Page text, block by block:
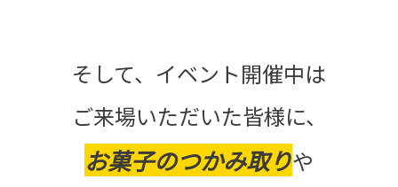
そして、イベント開催中は
ご来場いただいた皆様に、
お菓子のつかみ取りや